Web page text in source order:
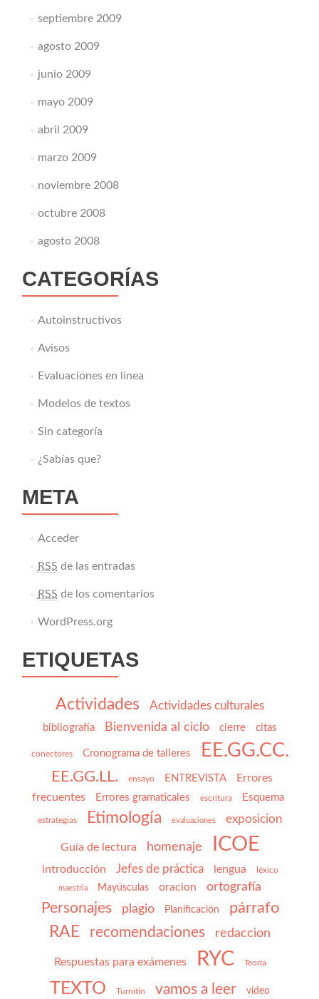
septiembre 2009
agosto 2009
junio 2009
mayo 2009
abril 2009
marzo 2009
noviembre 2008
octubre 2008
agosto 2008
CATEGORÍAS
Autoinstructivos
Avisos
Evaluaciones en línea
Modelos de textos
Sin categoría
¿Sabías que?
META
Acceder
RSS de las entradas
RSS de los comentarios
WordPress.org
ETIQUETAS
Actividades Actividades culturales
bibliografía Bienvenida al ciclo cierre citas
conectores Cronograma de talleres EE.GG.CC.
EE.GG.LL. ensayo ENTREVISTA
Errores
frecuentes
Errores gramaticales escritura Esquema
estrategias Etimología evaluaciones exposicion
Guía de lectura homenaje ICOE
introducción Jefes de práctica lengua léxico
maestria Mayúsculas oracion ortografía
Personajes plagio Planificación párrafo
RAE recomendaciones redaccion
Respuestas para exámenes RYC Teoría
TEXTO Turnitin vamos a leer video